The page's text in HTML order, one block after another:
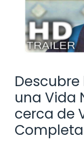
una Vida
cerca de
Completa